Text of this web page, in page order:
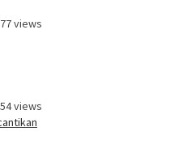
views
views